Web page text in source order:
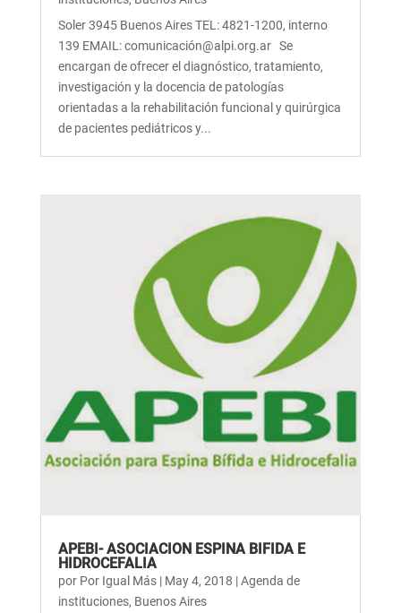
Soler 3945 Buenos Aires TEL: 4821-1200, interno
139 EMAIL: comunicación@alpi.org.ar Se
encargan de ofrecer el diagnóstico, tratamiento,
investigación y la docencia de patologías
orientadas a la rehabilitación funcional y quirúrgica
de pacientes pediátricos y...
APEBI- ASOCIACION ESPINA BIFIDA E
HIDROCEFALIA
por Por Igual Más| May 4, 2018 |Agenda de
instituciones, Buenos Aires